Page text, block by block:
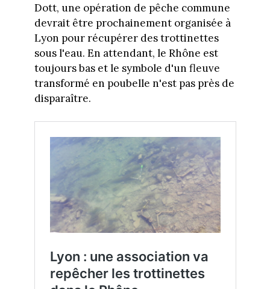
Dott, une opération de pêche commune
devrait être prochainement organisée à
Lyon pour récupérer des trottinettes
sous l'eau. En attendant, le Rhône est
toujours bas et le symbole d'un fleuve
transformé en poubelle n'est pas près de
disparaître.